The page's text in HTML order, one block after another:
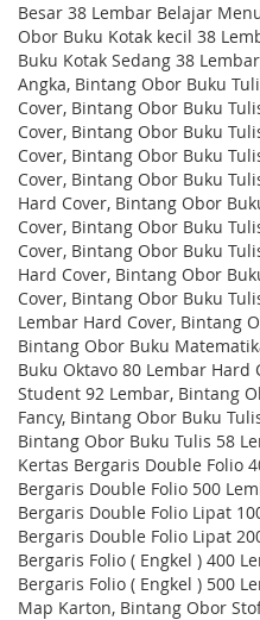
Besar 38 Lembar Belajar
Obor Buku Kotak kecil 38
Buku Kotak Sedang 38
Angka, Bintang Obor Buku
Cover, Bintang Obor Buku
Cover, Bintang Obor Buku
Cover, Bintang Obor Buku
Cover, Bintang Obor Buku
Hard Cover, Bintang Obor
Cover, Bintang Obor Buku
Cover, Bintang Obor Buku
Hard Cover, Bintang Obor
Cover, Bintang Obor Buku
Lembar Hard Cover, Bintang
Bintang Obor Buku
Buku Oktavo 80 Lembar Hard
Student 92 Lembar, Bintang
Fancy, Bintang Obor Buku
Bintang Obor Buku Tulis 58
Kertas Bergaris Double Folio
Bergaris Double Folio 500
Bergaris Double Folio Lipat
Bergaris Double Folio Lipat
Bergaris Folio ( Engkel ) 400
Bergaris Folio ( Engkel ) 500
Map Karton, Bintang Obor